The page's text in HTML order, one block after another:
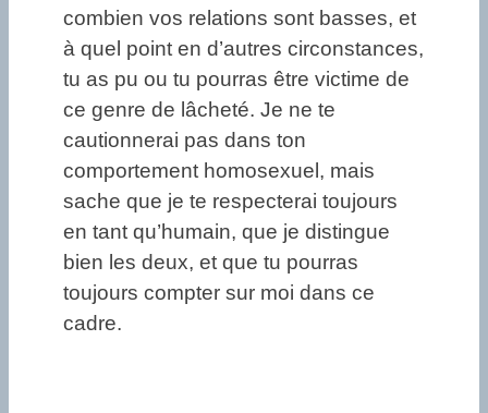
combien vos relations sont basses, et
à quel point en d’autres circonstances,
tu as pu ou tu pourras être victime de
ce genre de lâcheté. Je ne te
cautionnerai pas dans ton
comportement homosexuel, mais
sache que je te respecterai toujours
en tant qu’humain, que je distingue
bien les deux, et que tu pourras
toujours compter sur moi dans ce
cadre.